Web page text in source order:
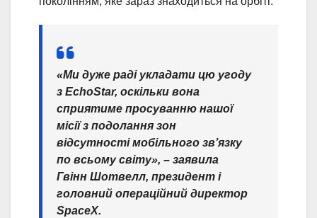
«Ми дуже раді укладати цю угоду
з EchoStar, оскільки вона
сприятиме просуванню нашої
місії з подолання зон
відсутності мобільного зв’язку
по всьому світу», – заявила
Гвінн Шотвелл, президент і
головний операційний директор
SpaceX.